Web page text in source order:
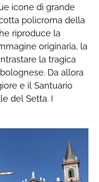
icone di grande
policroma della
riproduce la
originaria, la
la tragica
Da allora
e il Santuario
del Setta. I
di agosto.
ai pastorelli della
pulizia degli
precluso a molti
ancora più
a dura prova da
Il ritorno alla